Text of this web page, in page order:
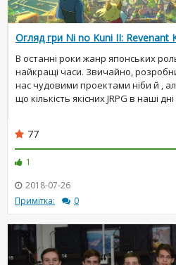
Огляд гри Ni no Kuni II: Revenant
В останні роки жанр японських
найкращі часи. Звичайно,
нас чудовими проектами ніби й ,
що кількість якісних JRPG в наші
77
1
2018-07-26
Примітка:
0